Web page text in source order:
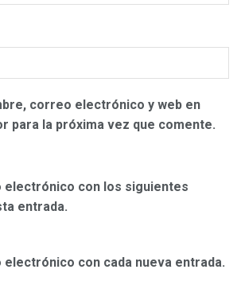
correo electrónico y web en
para la próxima vez que comente.
electrónico con los siguientes
entrada.
con cada nueva entrada.